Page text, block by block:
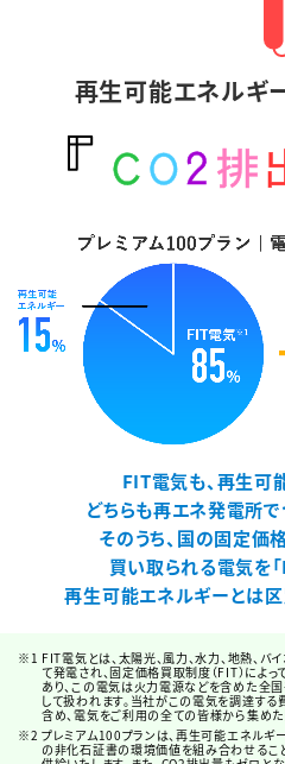
再生可能エネルギ
FIT電気も、再生可
どちらも再エネ発電所で
そのうち、国の固定価
買い取られる電気を「
再生可能エネルギーとは区
FIT電気とは、太陽光、風力、水力、地熱、
て発電され、固定価格買取制度（FIT）によ
あり、この電気は火力電源などを含めた全
して扱われます。当社がこの電気を調達す
含め、電気をご利用の全ての皆様から集め
プレミアム100プランは、再生可能エネル
の非化石証書の環境価値を組み合わせる